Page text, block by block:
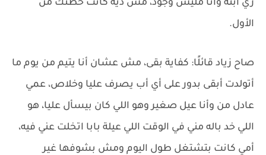
زي ابنه وأنا مليش وجود، مش ديه كانت خطتك من
الأول.
صاح زياد قائلًا: كفاية بقى، مش عشان أنا يتيم من يوم ما
أتولدت أبقى بدور على أي أب يصرف عليا وخلاص، عمي
عادل من وأنا عيل صغير وهو اللي كان بيسأل عليا، هو
اللي خد باله مني في الوقت اللي عيلة بابا اتخلت عني فيه،
أمي كانت بتشتغل طول اليوم ومش بشوفها غير